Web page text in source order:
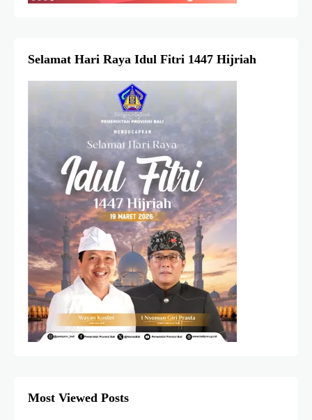
Selamat Hari Raya Idul Fitri 1447 Hijriah
Most Viewed Posts